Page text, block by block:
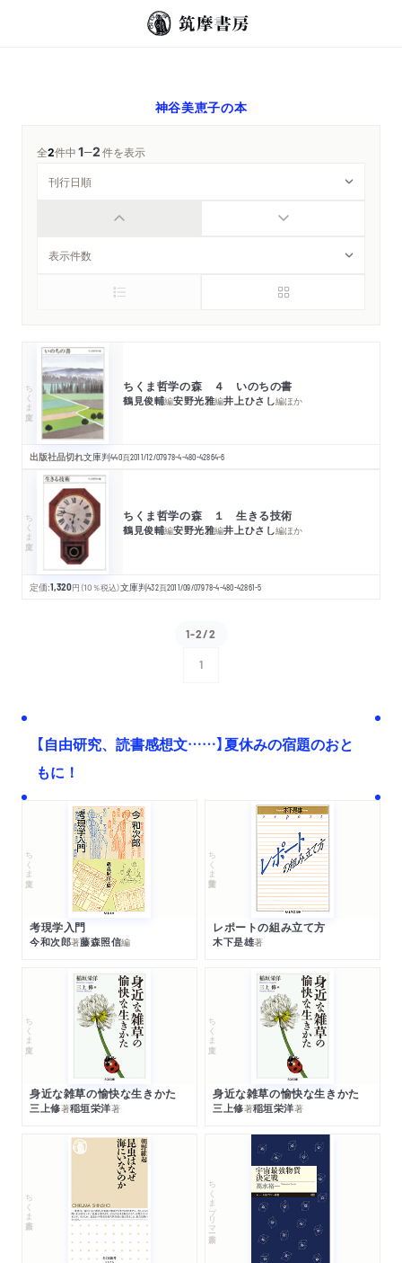
神谷美恵子の本
全2件中1─2件を表示
ちくま文庫 ちくま哲学の森 ４ いのちの書
鶴見俊輔編安野光雅編井上ひさし編ほか
出版社品切れ文庫判440頁2011/12/07978-4-480-42864-6
ちくま文庫 ちくま哲学の森 １ 生きる技術
鶴見俊輔編安野光雅編井上ひさし編ほか
定価:1,320円 （10％税込）文庫判432頁2011/09/07978-4-480-42861-5
1-2/2
1
【自由研究、読書感想文……】夏休みの宿題のおと
もに！
ちくま文庫
考現学入門
今和次郎著藤森照信編
ちくま学芸文庫
レポートの組み立て方
木下是雄著
ちくま文庫
身近な雑草の愉快な生きかた
三上修著稲垣栄洋著
ちくま文庫
身近な雑草の愉快な生きかた
三上修著稲垣栄洋著
ちくま新書 ちくまプリマー新書